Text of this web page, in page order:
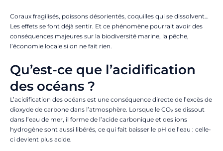
Coraux fragilisés, poissons désorientés, coquilles qui se dissolvent…
Les effets se font déjà sentir. Et ce phénomène pourrait avoir des
conséquences majeures sur la biodiversité marine, la pêche,
l’économie locale si on ne fait rien.
Qu’est-ce que l’acidification
des océans ?
L’acidification des océans est une conséquence directe de l’excès de
dioxyde de carbone dans l’atmosphère. Lorsque le CO₂ se dissout
dans l’eau de mer, il forme de l’acide carbonique et des ions
hydrogène sont aussi libérés, ce qui fait baisser le pH de l’eau : celle-
ci devient plus acide.